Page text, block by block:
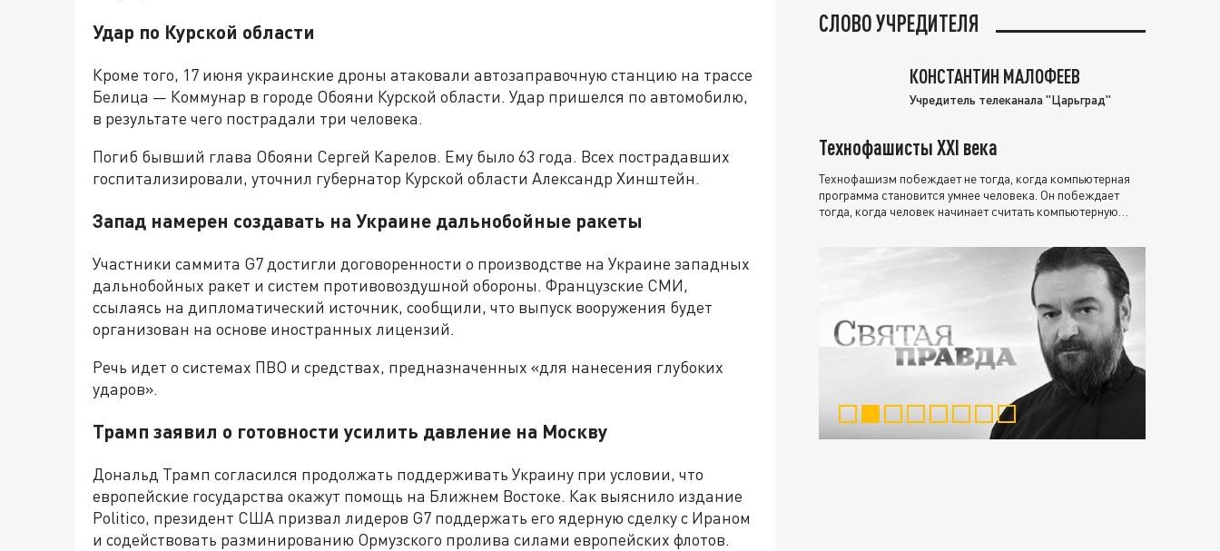
Удар по Курской области
Кроме того, 17 июня украинские дроны атаковали автозаправочную станцию на трассе
Белица — Коммунар в городе Обояни Курской области. Удар пришелся по автомобилю,
в результате чего пострадали три человека.
Погиб бывший глава Обояни Сергей Карелов. Ему было 63 года. Всех пострадавших
госпитализировали, уточнил губернатор Курской области Александр Хинштейн.
Запад намерен создавать на Украине дальнобойные ракеты
Участники саммита G7 достигли договоренности о производстве на Украине западных
дальнобойных ракет и систем противовоздушной обороны. Французские СМИ,
ссылаясь на дипломатический источник, сообщили, что выпуск вооружения будет
организован на основе иностранных лицензий.
Речь идет о системах ПВО и средствах, предназначенных «для нанесения глубоких
ударов».
Трамп заявил о готовности усилить давление на Москву
Дональд Трамп согласился продолжать поддерживать Украину при условии, что
европейские государства окажут помощь на Ближнем Востоке. Как выяснило издание
Politico, президент США призвал лидеров G7 поддержать его ядерную сделку с Ираном
и содействовать разминированию Ормузского пролива силами европейских флотов.
СЛОВО УЧРЕДИТЕЛЯ
КОНСТАНТИН МАЛОФЕЕВ
Учредитель телеканала "Царьград"
Технофашисты XXI века
Технофашизм побеждает не тогда, когда компьютерная
программа становится умнее человека. Он побеждает
тогда, когда человек начинает считать компьютерную